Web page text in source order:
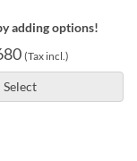
adding options!
(Tax incl.)
Select